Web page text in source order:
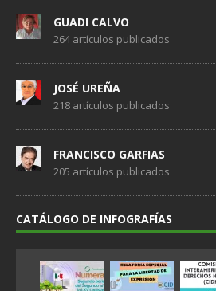
GUADI CALVO
264 artículos publicados
JOSÉ UREÑA
218 artículos publicados
FRANCISCO GARFIAS
205 artículos publicados
CATÁLOGO DE INFOGRAFÍAS